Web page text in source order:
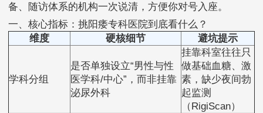
备、随访体系的机构一次说清，方便你对号入座。
一、核心指标：挑阳痿专科医院到底看什么？
维度
硬核细节 避坑提示
学科分组
是否单独设立“男性与性
医学科/中心”，而非挂靠
泌尿外科
挂靠科室往往只
做基础血糖、激
素，缺少夜间勃
起监测
（RigiScan）